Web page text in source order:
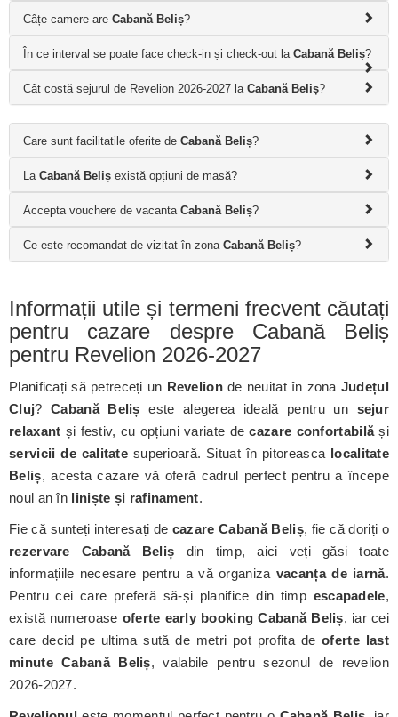
Câțe camere are Cabană Beliș?
În ce interval se poate face check-in și check-out la Cabană Beliș?
Cât costă sejurul de Revelion 2026-2027 la Cabană Beliș?
Care sunt facilitatile oferite de Cabană Beliș?
La Cabană Beliș există opțiuni de masă?
Accepta vouchere de vacanta Cabană Beliș?
Ce este recomandat de vizitat în zona Cabană Beliș?
Informații utile și termeni frecvent căutați
pentru cazare despre Cabană Beliș
pentru Revelion 2026-2027
Planificați să petreceți un Revelionde neuitat în zona Județul
Cluj? Cabană Beliș este alegerea ideală pentru un sejur
relaxant și festiv, cu opțiuni variate decazare confortabilăși
servicii de calitate superioară. Situat în pitoreasca localitate
Beliș, acesta cazare vă oferă cadrul perfect pentru a începe
noul an în liniște și rafinament.
Fie că sunteți interesați de cazare Cabană Beliș, fie că doriți o
rezervare Cabană Beliș din timp, aici veți găsi toate
informațiile necesare pentru a vă organiza vacanța de iarnă.
Pentru cei care preferă să-și planifice din timp escapadele,
există numeroase oferte early booking Cabană Beliș, iar cei
care decid pe ultima sută de metri pot profita deoferte last
minute Cabană Beliș, valabile pentru sezonul de revelion
2026-2027.